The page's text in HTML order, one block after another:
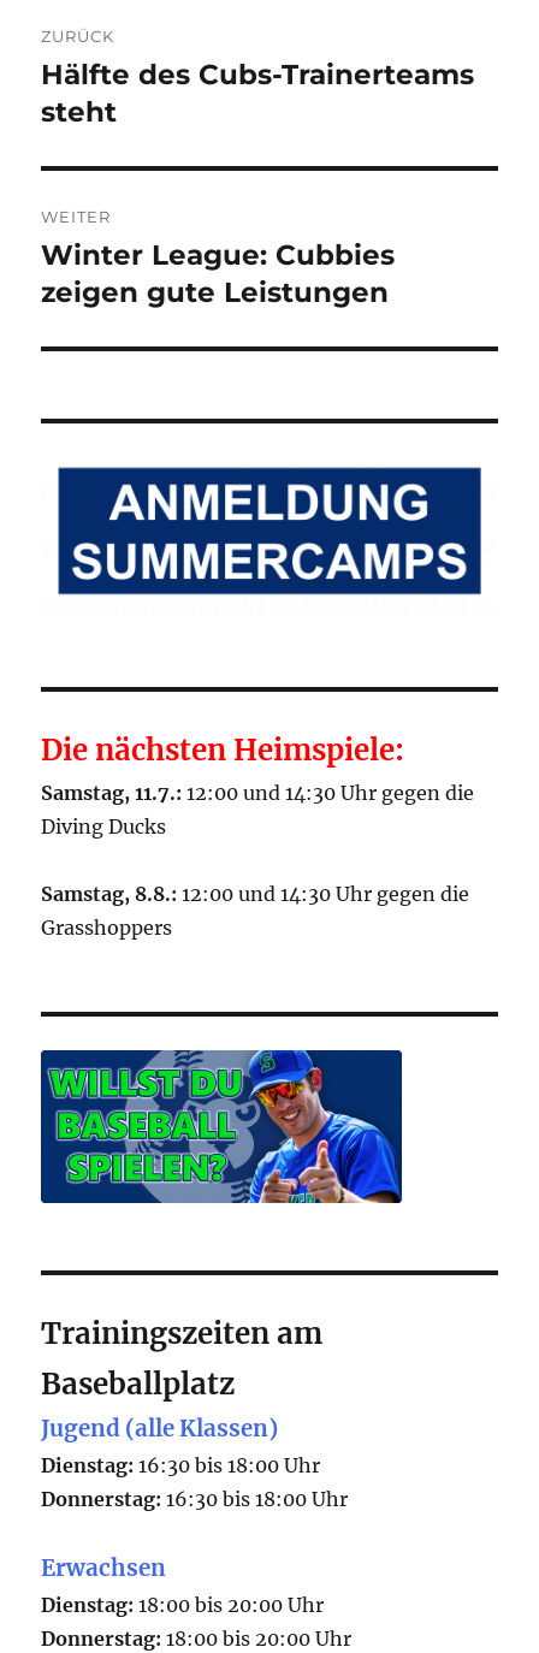
ZURÜCK
Vorheriger
Beitrag:
Hälfte des Cubs-Trainerteams
steht
WEITER
Nächster
Beitrag:
Winter League: Cubbies
zeigen gute Leistungen
Die nächsten Heimspiele:
Samstag, 11.7.: 12:00 und 14:30 Uhr gegen die
Diving Ducks
Samstag, 8.8.: 12:00 und 14:30 Uhr gegen die
Grasshoppers
Trainingszeiten am
Baseballplatz
Jugend (alle Klassen)
Dienstag: 16:30 bis 18:00 Uhr
Donnerstag: 16:30 bis 18:00 Uhr
Erwachsen
Dienstag: 18:00 bis 20:00 Uhr
Donnerstag: 18:00 bis 20:00 Uhr